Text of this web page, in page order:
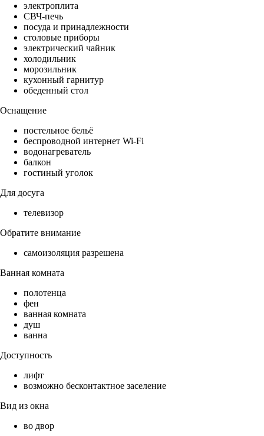
электроплита
СВЧ-печь
посуда и принадлежности
столовые приборы
электрический чайник
холодильник
морозильник
кухонный гарнитур
обеденный стол
Оснащение
постельное бельё
беспроводной интернет Wi-Fi
водонагреватель
балкон
гостиный уголок
Для досуга
телевизор
Обратите внимание
самоизоляция разрешена
Ванная комната
полотенца
фен
ванная комната
душ
ванна
Доступность
лифт
возможно бесконтактное заселение
Вид из окна
во двор